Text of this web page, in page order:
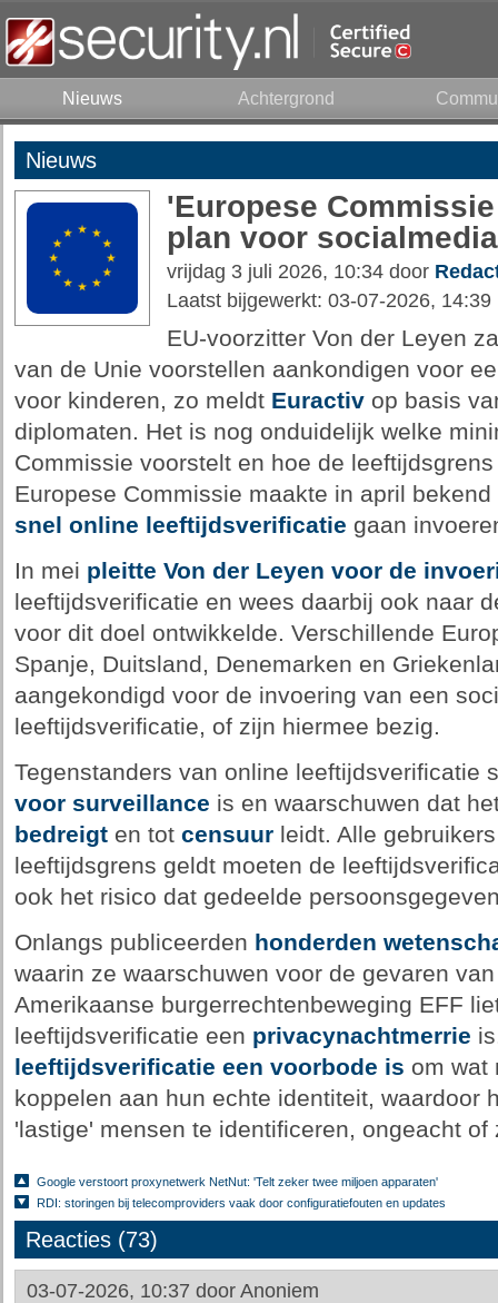
Nieuws Achtergrond
Nieuws
'Europese
plan voor
vrijdag 3 juli 2026, 10:34 door
Laatst bijgewerkt: 03-07-2026, 14:39
EU-voorzitter Von der Leyen
van de Unie voorstellen aankondigen voor
voor kinderen, zo meldt Euractivop basis
diplomaten. Het is nog onduidelijk welke
Commissie voorstelt en hoe de
Europese Commissie maakte in april
snel online leeftijdsverificatie gaan
In mei pleitte Von der Leyen voor de
leeftijdsverificatie en wees daarbij ook naar
voor dit doel ontwikkelde. Verschillende
Spanje, Duitsland, Denemarken en
aangekondigd voor de invoering van een
leeftijdsverificatie, of zijn hiermee bezig.
Tegenstanders van online leeftijdsverificatie
voor surveillance is en waarschuwen dat
bedreigten tot censuurleidt. Alle
leeftijdsgrens geldt moeten de
ook het risico dat gedeelde
Onlangs publiceerden honderden
waarin ze waarschuwen voor de gevaren
Amerikaanse burgerrechtenbeweging EFF
leeftijdsverificatie een privacynachtmerrie
leeftijdsverificatie een voorbode is om wat
koppelen aan hun echte identiteit, waardoor
'lastige' mensen te identificeren, ongeacht
Google verstoort proxynetwerk NetNut: 'Telt zeker twee miljoen apparaten'
RDI: storingen bij telecomproviders vaak door configuratiefouten en updates
Reacties (73)
03-07-2026, 10:37 door Anoniem